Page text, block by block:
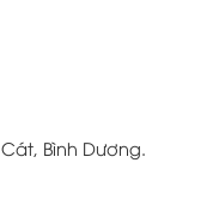
Bình Dương.